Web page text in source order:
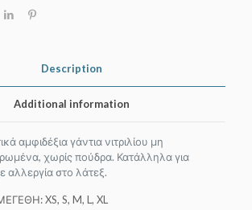
Description
Additional information
αμφιδέξια γάντια νιτριλίου μη
χωρίς πούδρα. Κατάλληλα για
αλλεργία στο λάτεξ.
XS, S, M, L, XL